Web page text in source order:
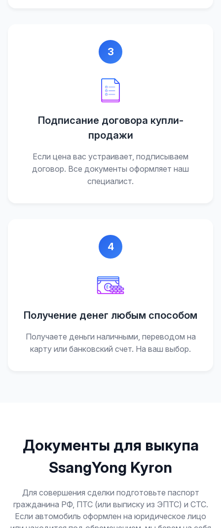
3
Подписание договора купли-
продажи
Если цена вас устраивает, подписываем
договор. Все документы оформляет наш
специалист.
4
Получение денег любым способом
Получаете деньги наличными, переводом на
карту или банковский счет. На ваш выбор.
Документы для выкупа
SsangYong Kyron
Для совершения сделки подготовьте паспорт
гражданина РФ, ПТС (или выписку из ЭПТС) и СТС.
Если автомобиль оформлен на юридическое лицо